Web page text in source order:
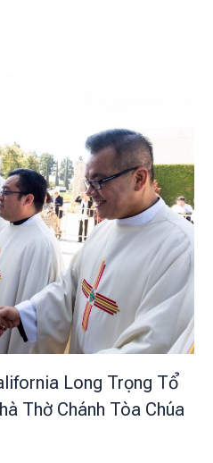
Long Trọng Tổ
Thờ Chánh Tòa Chúa